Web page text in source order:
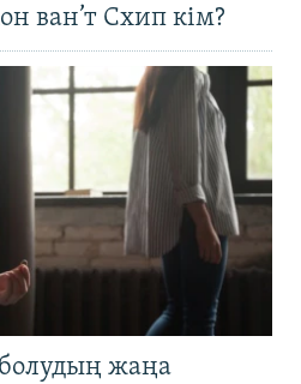
ван’т Схип кім?
жаңа